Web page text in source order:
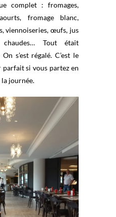
complet : fromages,
fromage blanc,
viennoiseries, œufs, jus
Tout était
s’est régalé. C’est le
si vous partez en
la journée.